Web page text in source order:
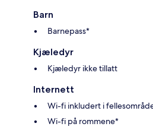
Barn
Barnepass*
Kjæledyr
Kjæledyr ikke tillatt
Internett
Wi-fi inkludert i
Wi-fi på rommene*